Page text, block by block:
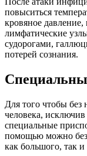
повыситься
кровяное
лимфатические
судорогами,
потерей сознания.
Для того чтобы без
человека, исключив
специальные
помощью можно
как большого, так и